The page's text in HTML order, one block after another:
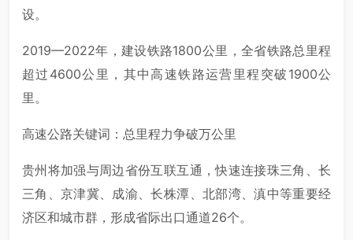
设。
2019—2022年，建设铁路1800公里，全省铁路总里程
超过4600公里，其中高速铁路运营里程突破1900公
里。
高速公路关键词：总里程力争破万公里
贵州将加强与周边省份互联互通，快速连接珠三角、长
三角、京津冀、成渝、长株潭、北部湾、滇中等重要经
济区和城市群，形成省际出口通道26个。